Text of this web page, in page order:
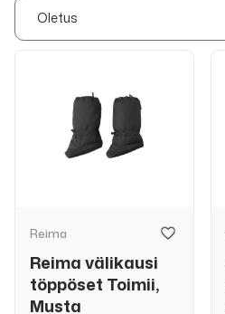
Reima
Reima välikausi
töppöset Toimii,
Musta